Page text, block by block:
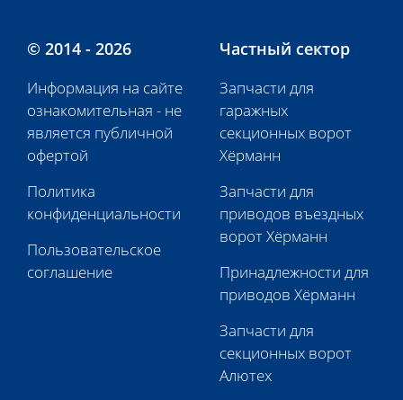
© 2014 - 2026
Информация на сайте
ознакомительная - не
является публичной
офертой
Политика
конфиденциальности
Пользовательское
соглашение
Частный сектор
Запчасти для
гаражных
секционных ворот
Хёрманн
Запчасти для
приводов въездных
ворот Хёрманн
Принадлежности для
приводов Хёрманн
Запчасти для
секционных ворот
Алютех